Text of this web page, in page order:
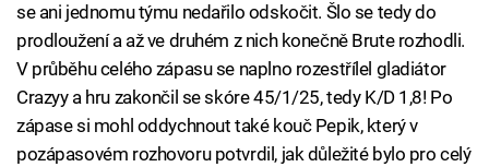
se ani jednomu týmu nedařilo odskočit. Šlo se tedy do
prodloužení a až ve druhém z nich konečně Brute rozhodli.
V průběhu celého zápasu se naplno rozestřílel gladiátor
Crazyy a hru zakončil se skóre 45/1/25, tedy K/D 1,8! Po
zápase si mohl oddychnout také kouč Pepik, který v
pozápasovém rozhovoru potvrdil, jak důležité bylo pro celý